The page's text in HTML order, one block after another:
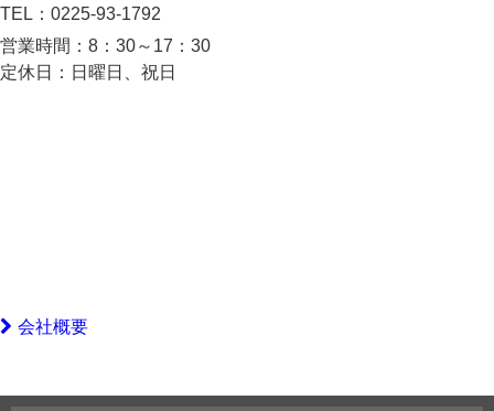
TEL： 0225-93-1792
営業時間： 8：30～17：30
定休日： 日曜日、祝日
会社概要